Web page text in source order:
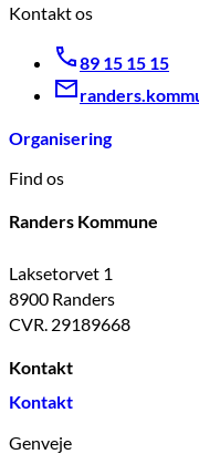
Kontakt os
89 15 15 15
Organisering
Find os
Randers Kommune
Laksetorvet 1
8900 Randers
CVR. 29189668
Kontakt
Kontakt
Genveje